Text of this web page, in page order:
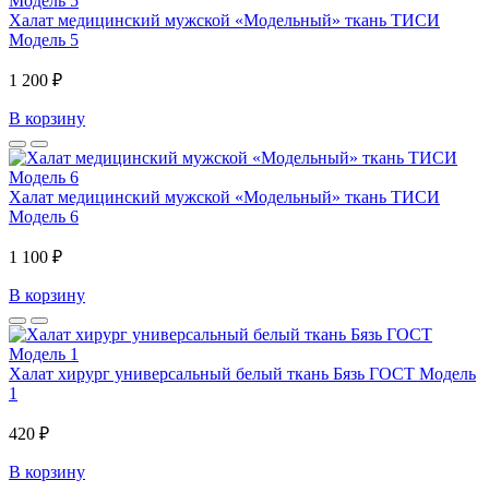
Халат медицинский мужской «Модельный» ткань ТИСИ
Модель 5
1 200 ₽
В корзину
Халат медицинский мужской «Модельный» ткань ТИСИ
Модель 6
1 100 ₽
В корзину
Халат хирург универсальный белый ткань Бязь ГОСТ Модель
1
420 ₽
В корзину